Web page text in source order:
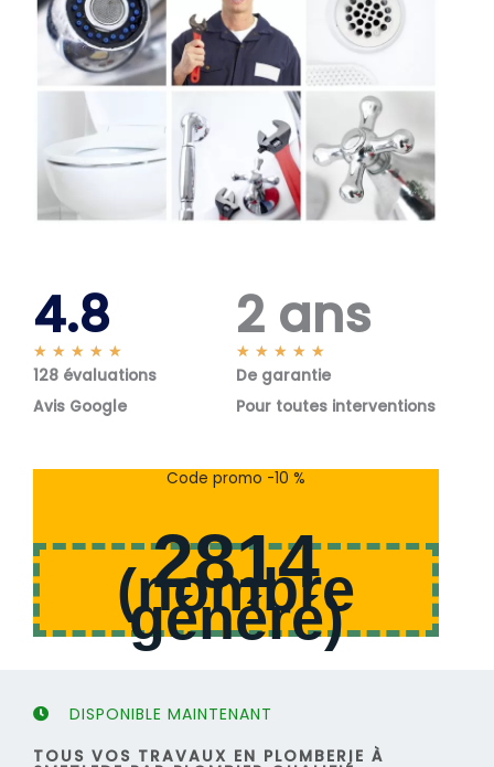
4.8
★ ★ ★ ★ ★
o
s
128 évaluations
Avis Google
2 ans
★ ★ ★ ★ ★
o
s
De garantie
Pour toutes interventions
Code promo -10 %
2814
(nombre
généré)
DISPONIBLE MAINTENANT
TOUS VOS TRAVAUX EN PLOMBERIE À